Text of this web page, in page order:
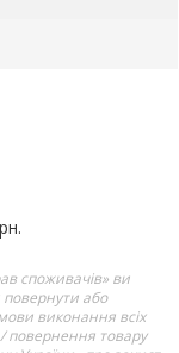
споживачів» ви
або
виконання всіх
повернення товару